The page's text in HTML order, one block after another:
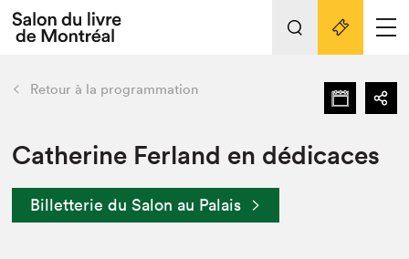
L'événement
Préparer sa visite au Salon
Actualités
retour Nos activités
Préparer sa visite
Liens pratiques
Retour à la programmation
Catherine Ferland en dédicaces
Billetterie du Salon au Palais